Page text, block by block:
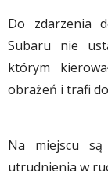
Do zdarzenia
Subaru nie
którym
obrażeń i trafi
Na miejscu
utrudnienia w